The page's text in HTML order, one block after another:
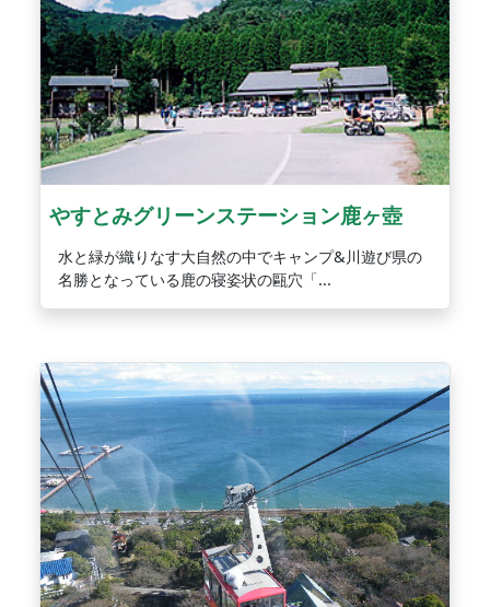
やすとみグリーンステーション鹿ヶ壺
水と緑が織りなす大自然の中でキャンプ&川遊び県の
名勝となっている鹿の寝姿状の甌穴「...